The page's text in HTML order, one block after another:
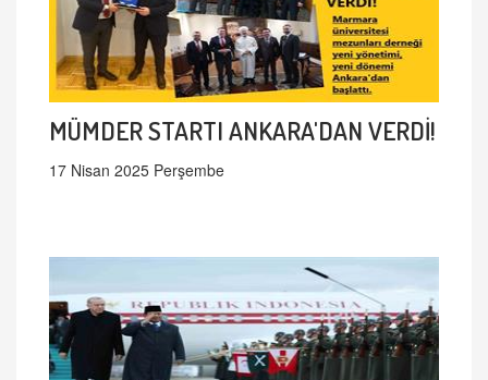
MÜMDER STARTI ANKARA'DAN VERDİ!
17 Nisan 2025 Perşembe